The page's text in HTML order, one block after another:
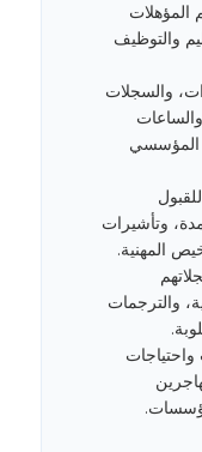
المؤهلات
والتوظيف
والسجلات
والساعات
المؤسسي
وتأشيرات
والترجمات
واحتياجات